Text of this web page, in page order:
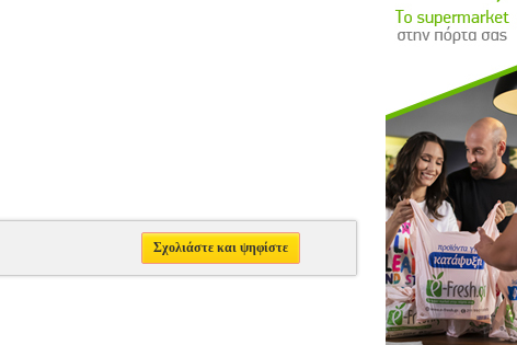
Σχολιάστε και ψηφίστε